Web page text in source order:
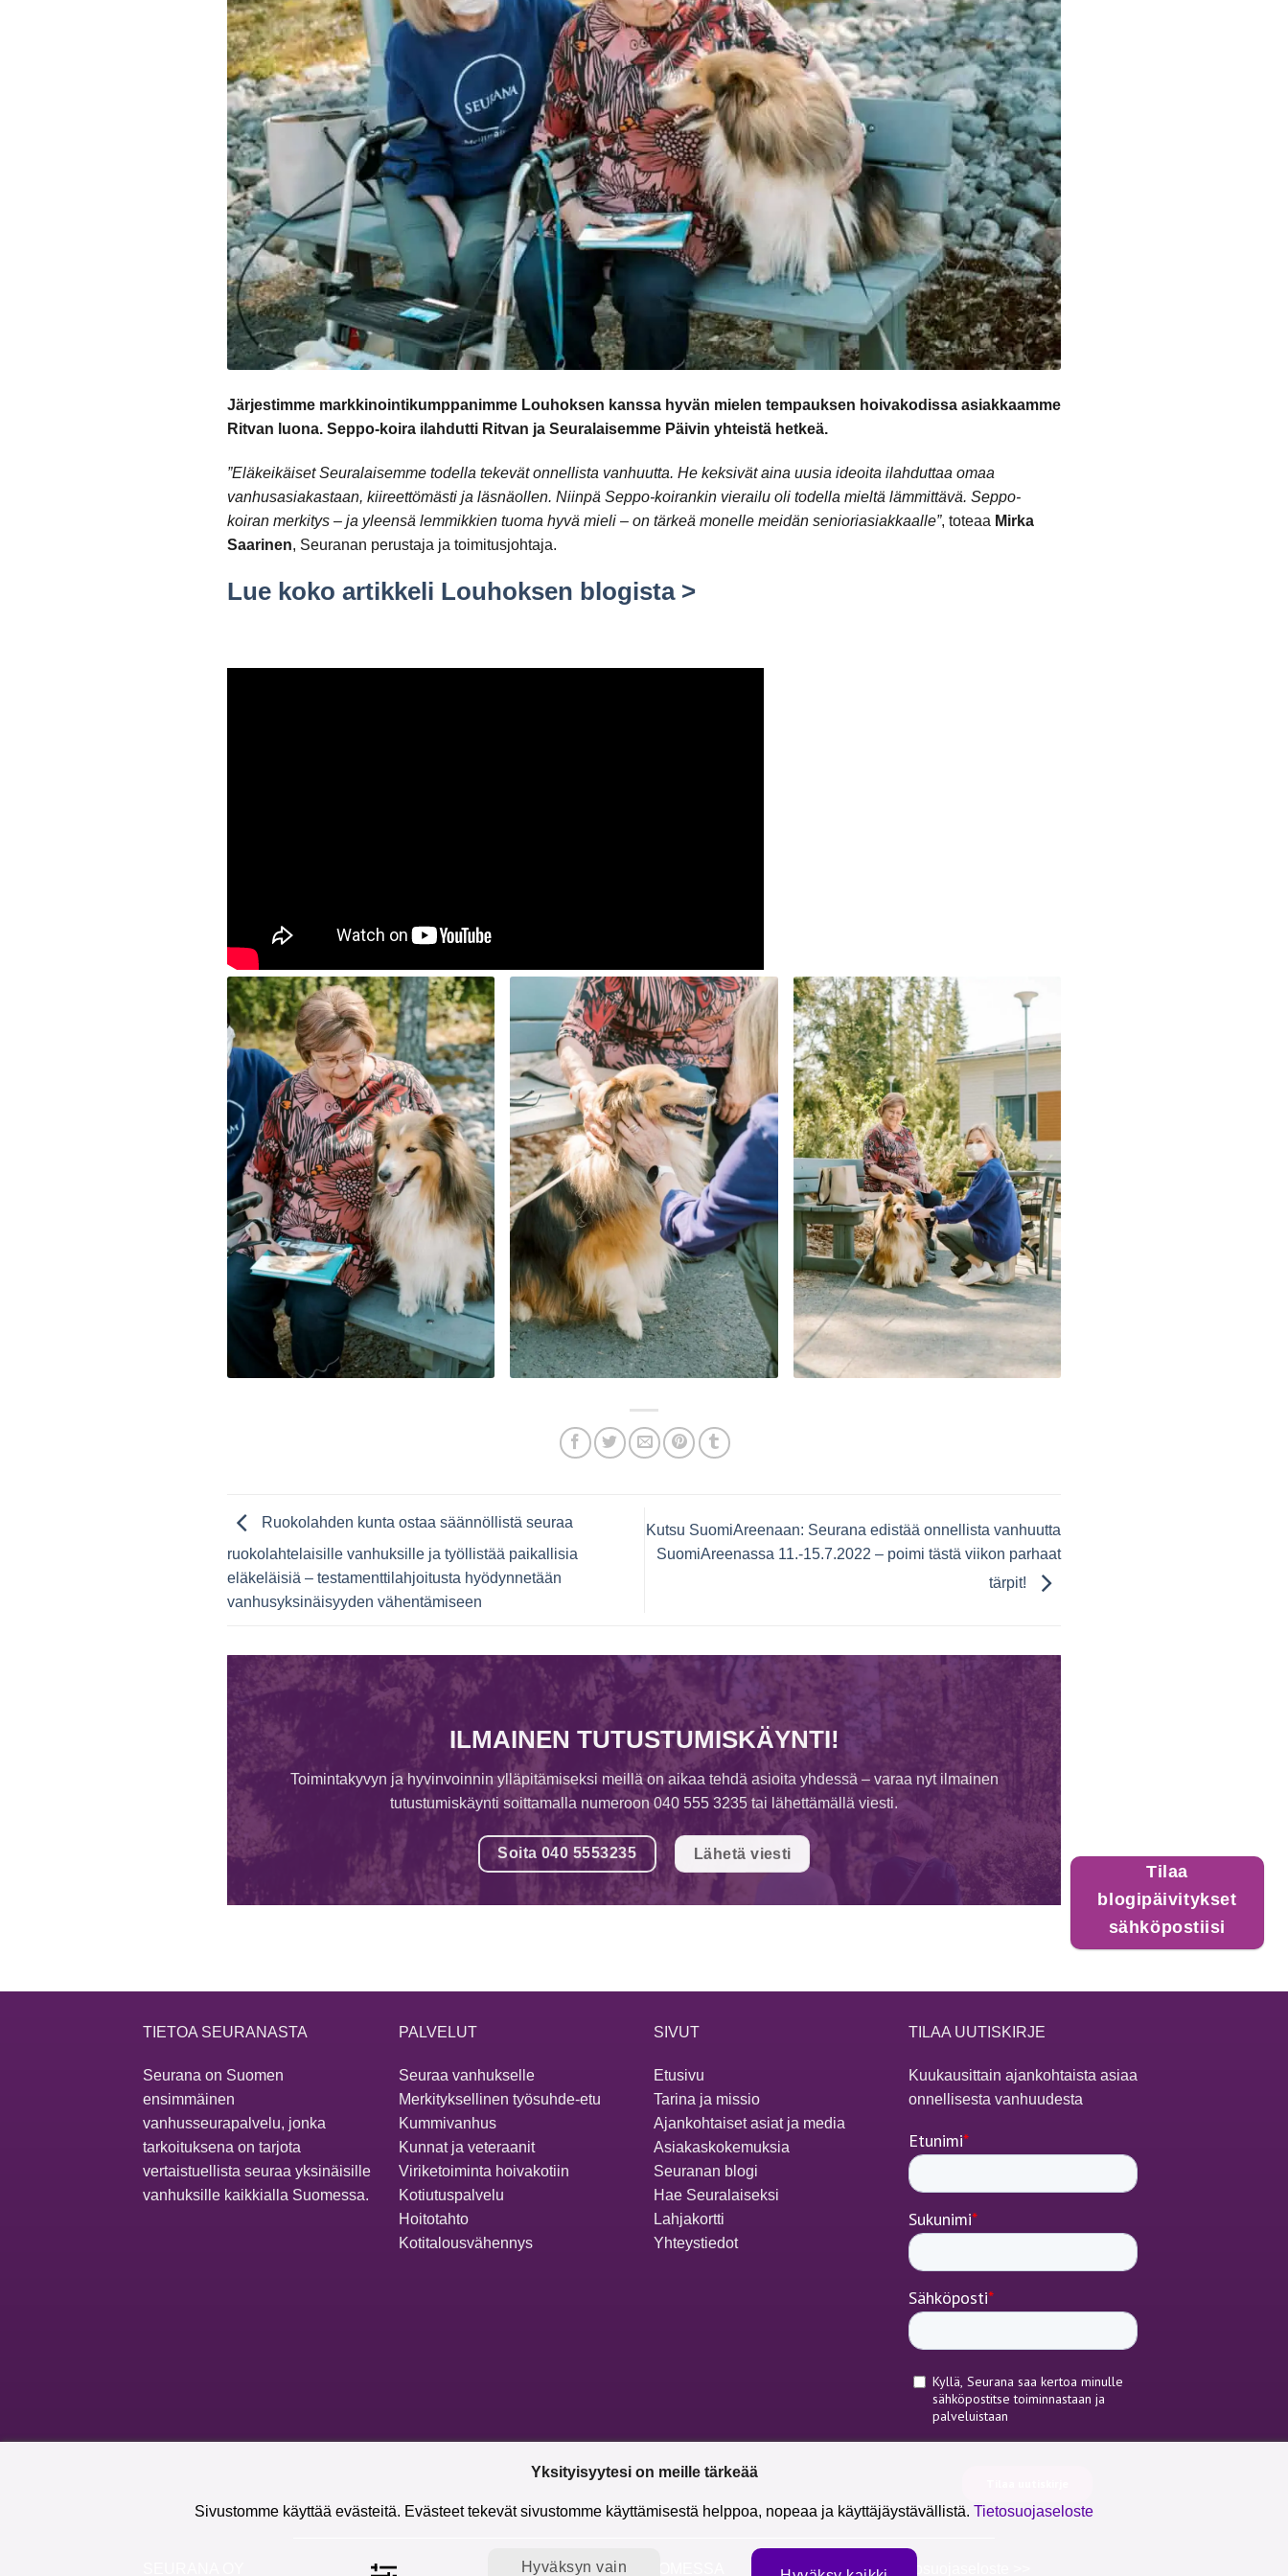
Järjestimme markkinointikumppanimme Louhoksen kanssa hyvän mielen tempauksen hoivakodissa asiakkaamme
Ritvan luona. Seppo-koira ilahdutti Ritvan ja Seuralaisemme Päivin yhteistä hetkeä.
”Eläkeikäiset Seuralaisemme todella tekevät onnellista vanhuutta. He keksivät aina uusia ideoita ilahduttaa omaa
vanhusasiakastaan, kiireettömästi ja läsnäollen. Niinpä Seppo-koirankin vierailu oli todella mieltä lämmittävä. Seppo-
koiran merkitys – ja yleensä lemmikkien tuoma hyvä mieli – on tärkeä monelle meidän senioriasiakkaalle”, toteaa Mirka
Saarinen, Seuranan perustaja ja toimitusjohtaja.
Lue koko artikkeli Louhoksen blogista >
Ruokolahden kunta ostaa säännöllistä seuraa
ruokolahtelaisille vanhuksille ja työllistää paikallisia
eläkeläisiä – testamenttilahjoitusta hyödynnetään
vanhusyksinäisyyden vähentämiseen
Kutsu SuomiAreenaan: Seurana edistää onnellista vanhuutta
SuomiAreenassa 11.-15.7.2022 – poimi tästä viikon parhaat
tärpit!
Tilaa
blogipäivitykset
sähköpostiisi
ILMAINEN TUTUSTUMISKÄYNTI!
Toimintakyvyn ja hyvinvoinnin ylläpitämiseksi meillä on aikaa tehdä asioita yhdessä – varaa nyt ilmainen
tutustumiskäynti soittamalla numeroon 040 555 3235 tai lähettämällä viesti.
Soita 040 5553235 Lähetä viesti
TIETOA SEURANASTA
Seurana on Suomen
ensimmäinen
vanhusseurapalvelu, jonka
tarkoituksena on tarjota
vertaistuellista seuraa yksinäisille
vanhuksille kaikkialla Suomessa.
PALVELUT
Seuraa vanhukselle
Merkityksellinen työsuhde-etu
Kummivanhus
Kunnat ja veteraanit
Viriketoiminta hoivakotiin
Kotiutuspalvelu
Hoitotahto
Kotitalousvähennys
SIVUT
Etusivu
Tarina ja missio
Ajankohtaiset asiat ja media
Asiakaskokemuksia
Seuranan blogi
Hae Seuralaiseksi
Lahjakortti
Yhteystiedot
TILAA UUTISKIRJE
Kuukausittain ajankohtaista asiaa
onnellisesta vanhuudesta
SEURANA SOMESSA Seuranan tietosuojaseloste >>
Yksityisyytesi on meille tärkeää
Sivustomme käyttää evästeitä. Evästeet tekevät sivustomme käyttämisestä helppoa, nopeaa ja käyttäjäystävällistä. Tietosuojaseloste
Hyväksyn vain